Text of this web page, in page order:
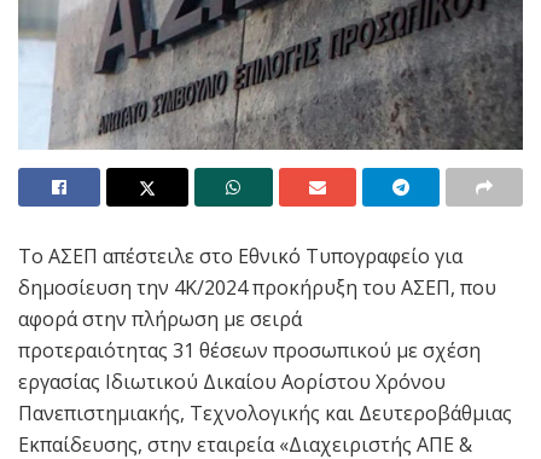
Tο ΑΣΕΠ απέστειλε στο Εθνικό Τυπογραφείο για
δημοσίευση την 4Κ/2024 προκήρυξη του ΑΣΕΠ, που
αφορά στην πλήρωση με σειρά
προτεραιότητας 31 θέσεων προσωπικού με σχέση
εργασίας Ιδιωτικού Δικαίου Αορίστου Χρόνου
Πανεπιστημιακής, Τεχνολογικής και Δευτεροβάθμιας
Εκπαίδευσης, στην εταιρεία «Διαχειριστής ΑΠΕ &